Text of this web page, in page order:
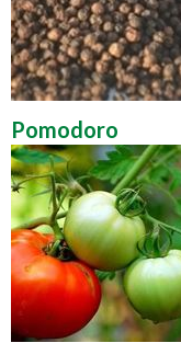
Pomodoro